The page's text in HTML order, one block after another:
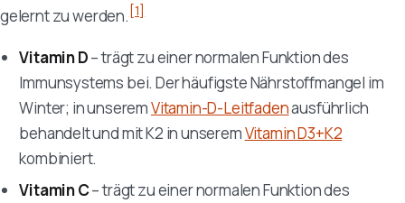
gelernt zu werden.[1]
Vitamin D– trägt zu einer normalen Funktion des
Immunsystems bei. Der häufigste Nährstoffmangel im
Winter; in unseremVitamin-D-Leitfadenausführlich
behandelt und mit K2 in unseremVitamin D3+K2
kombiniert.
Vitamin C– trägt zu einer normalen Funktion des